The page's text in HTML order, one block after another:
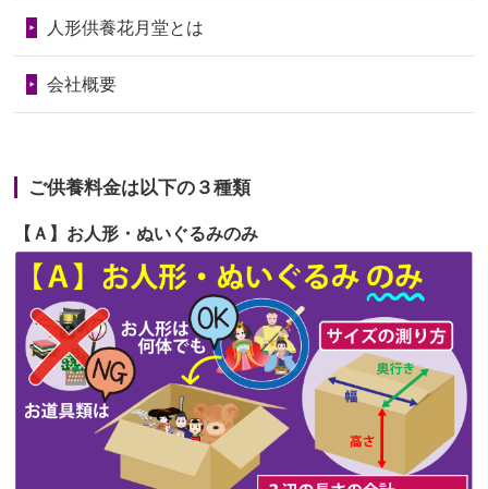
2026/06/24今は亡き両親が孫（私の子供）の初節
句に贈って...
が伸びた時...
2026/06/22
娘の初めてのひな祭りにあわせて、娘
の祖父母か...
2026/06/20
雛人形をお道具も含め一式で引き取っ
てくださる...
第68回人形供養祭令和6年3月22日(金)
第65回人形供養祭令和5年11月09日(木)
第64回人形供養祭令和5年9月21日(木)
第63回人形供養祭 令和5年8月1日(火)
第62回人形供養祭令和5年6月21日(水)
第61回人形供養祭 令和5年5月19日(金)
第60回人形供養祭令和5年3月28日(火)
第59回人形供養祭 令和5年2月10日(金)
人形供養花月堂とは
会社概要
ご供養料金は以下の３種類
【Ａ】お人形・ぬいぐるみのみ